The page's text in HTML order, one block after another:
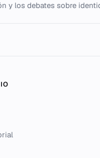
y los debates sobre